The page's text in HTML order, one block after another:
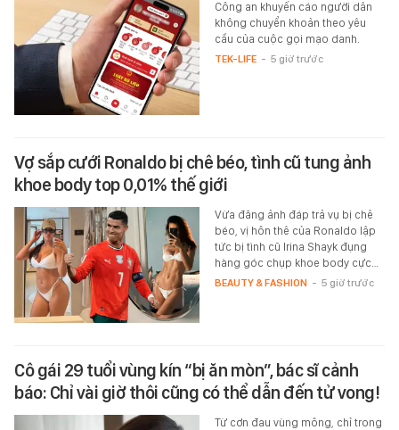
Công an khuyến cáo người dân
không chuyển khoản theo yêu
cầu của cuộc gọi mạo danh.
TEK-LIFE - 5 giờ trước
Vợ sắp cưới Ronaldo bị chê béo, tình cũ tung ảnh
khoe body top 0,01% thế giới
Vừa đăng ảnh đáp trả vụ bị chê
béo, vị hôn thê của Ronaldo lập
tức bị tình cũ Irina Shayk đụng
hàng góc chụp khoe body cực…
BEAUTY & FASHION - 5 giờ trước
Cô gái 29 tuổi vùng kín “bị ăn mòn”, bác sĩ cảnh
báo: Chỉ vài giờ thôi cũng có thể dẫn đến tử vong!
Từ cơn đau vùng mông, chỉ trong